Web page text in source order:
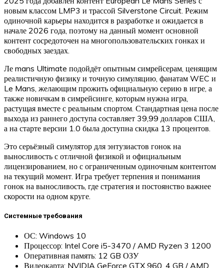
новым классом LMP3 и трассой Silverstone Circuit. Режим
одиночной карьеры находится в разработке и ожидается в
начале 2026 года, поэтому на данный момент основной
контент сосредоточен на многопользовательских гонках и
свободных заездах.
Ле mans Ultimate подойдёт опытным симрейсерам, ценящим
реалистичную физику и точную симуляцию, фанатам WEC и
Le Mans, желающим прожить официальную серию в игре, а
также новичкам в симрейсинге, которым нужна игра,
растущая вместе с реальным спортом. Стандартная цена после
выхода из раннего доступа составляет 39,99 долларов США,
а на старте версии 1.0 была доступна скидка 13 процентов.
Это серьёзный симулятор для энтузиастов гонок на
выносливость с отличной физикой и официальным
лицензированием, но с ограниченным одиночным контентом
на текущий момент. Игра требует терпения и понимания
гонок на выносливость, где стратегия и постоянство важнее
скорости на одном круге.
Системные требования
ОС: Windows 10
Процессор: Intel Core i5-3470 / AMD Ryzen 3 1200
Оперативная память: 12 GB ОЗУ
Видеокарта: NVIDIA GeForce GTX 960, 4 GB / AMD